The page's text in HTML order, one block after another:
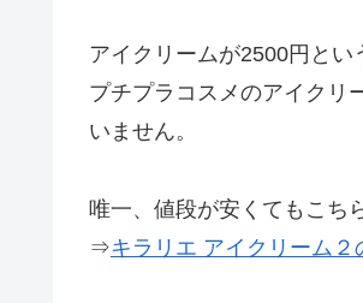
アイクリームが2500円と
プチプラコスメのアイクリ
いません。
唯一、値段が安くてもこち
⇒キラリエ アイクリーム